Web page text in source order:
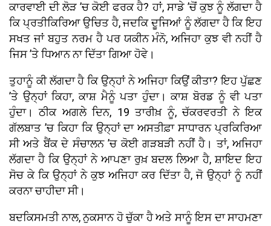
ਕਾਰਵਾਈ ਦੀ ਲੋੜ ’ਚ ਕੋਈ ਫਰਕ ਹੈ? ਹਾਂ, ਸਾਡੇ ’ਚੋਂ ਕੁਝ ਨੂੰ ਲੱਗਦਾ ਹੈ
ਕਿ ਪ੍ਰਤੀਕਿਰਿਆ ਉਚਿਤ ਹੈ, ਜਦਕਿ ਦੂਜਿਆਂ ਨੂੰ ਲੱਗਦਾ ਹੈ ਕਿ ਇਹ
ਸਖਤ ਜਾਂ ਬਹੁਤ ਨਰਮ ਹੈ ਪਰ ਯਕੀਨ ਮੰਨੋ, ਅਜਿਹਾ ਕੁਝ ਵੀ ਨਹੀਂ ਹੈ
ਜਿਸ ’ਤੇ ਧਿਆਨ ਨਾ ਦਿੱਤਾ ਗਿਆ ਹੋਵੇ।
ਤੁਹਾਨੂੰ ਕੀ ਲੱਗਦਾ ਹੈ ਕਿ ਉਨ੍ਹਾਂ ਨੇ ਅਜਿਹਾ ਕਿਉਂ ਕੀਤਾ? ਇਹ ਪੁੱਛਣ
’ਤੇ ਉਨ੍ਹਾਂ ਕਿਹਾ, ਕਾਸ਼ ਮੈਨੂੰ ਪਤਾ ਹੁੰਦਾ। ਕਾਸ਼ ਬੋਰਡ ਨੂੰ ਵੀ ਪਤਾ
ਹੁੰਦਾ। ਠੀਕ ਅਗਲੇ ਦਿਨ, 19 ਤਾਰੀਖ਼ ਨੂੰ, ਚੱਕਰਵਰਤੀ ਨੇ ਇਕ
ਗੱਲਬਾਤ ’ਚ ਕਿਹਾ ਕਿ ਉਨ੍ਹਾਂ ਦਾ ਅਸਤੀਫ਼ਾ ਸਾਧਾਰਨ ਪ੍ਰਕਿਰਿਆ
ਸੀ ਅਤੇ ਬੈਂਕ ਦੇ ਸੰਚਾਲਨ ’ਚ ਕੋਈ ਗੜਬੜੀ ਨਹੀਂ ਹੈ। ਤਾਂ, ਅਜਿਹਾ
ਲੱਗਦਾ ਹੈ ਕਿ ਉਨ੍ਹਾਂ ਨੇ ਆਪਣਾ ਰੁਖ਼ ਬਦਲ ਲਿਆ ਹੈ, ਸ਼ਾਇਦ ਇਹ
ਸੋਚ ਕੇ ਕਿ ਉਨ੍ਹਾਂ ਨੇ ਕੁਝ ਅਜਿਹਾ ਕਰ ਦਿੱਤਾ ਹੈ, ਜੋ ਉਨ੍ਹਾਂ ਨੂੰ ਨਹੀਂ
ਕਰਨਾ ਚਾਹੀਦਾ ਸੀ।
ਬਦਕਿਸਮਤੀ ਨਾਲ, ਨੁਕਸਾਨ ਹੋ ਚੁੱਕਾ ਹੈ ਅਤੇ ਸਾਨੂੰ ਇਸ ਦਾ ਸਾਹਮਣਾ